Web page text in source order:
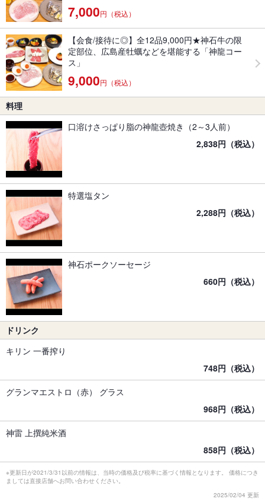
7,000円（税込）
【会食/接待に◎】全12品9,000円★神石牛の限
定部位、広島産牡蠣などを堪能する「神龍コー
ス」
9,000円（税込）
料理
口溶けさっぱり脂の神龍壺焼き（2～3人前）
2,838円（税込）
特選塩タン
2,288円（税込）
神石ポークソーセージ
660円（税込）
ドリンク
キリン 一番搾り
748円（税込）
グランマエストロ（赤） グラス
968円（税込）
神雷 上撰純米酒
858円（税込）
※更新日が2021/3/31以前の情報は、当時の価格及び税率に基づく情報となります。 価格につき
ましては直接店舗へお問い合わせください。
2025/02/04 更新